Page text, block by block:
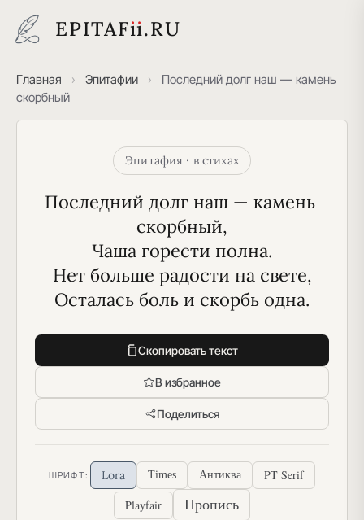
EPITAFii.RU
Главная › Эпитафии ›
Последний долг наш — камень
скорбный
Эпитафия · в стихах
Последний долг наш — камень
скорбный,
Чаша горести полна.
Нет больше радости на свете,
Осталась боль и скорбь одна.
Скопировать текст
В избранное
Поделиться
ШРИФТ: Lora Times Антиква
PT Serif
Playfair
Пропись